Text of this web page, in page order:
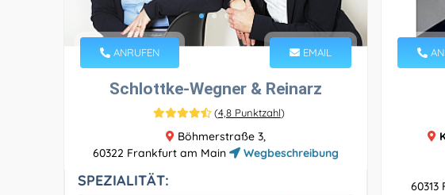
ANRUFEN EMAIL
Schlottke-Wegner & Reinarz
(4,8 Punktzahl)
Böhmerstraße 3,
60322 Frankfurt am Main
Wegbeschreibung
SPEZIALITÄT: